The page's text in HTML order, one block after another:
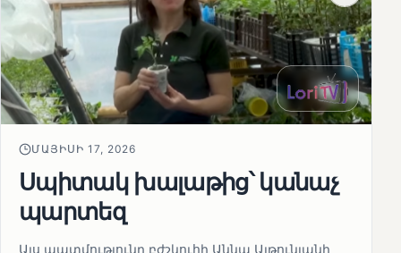
ՄԱՅԻՍԻ 17, 2026
Սպիտակ խալաթից՝ կանաչ
պարտեզ
Այս պատմությունը բժշկուհի Աննա Ալթունյանի